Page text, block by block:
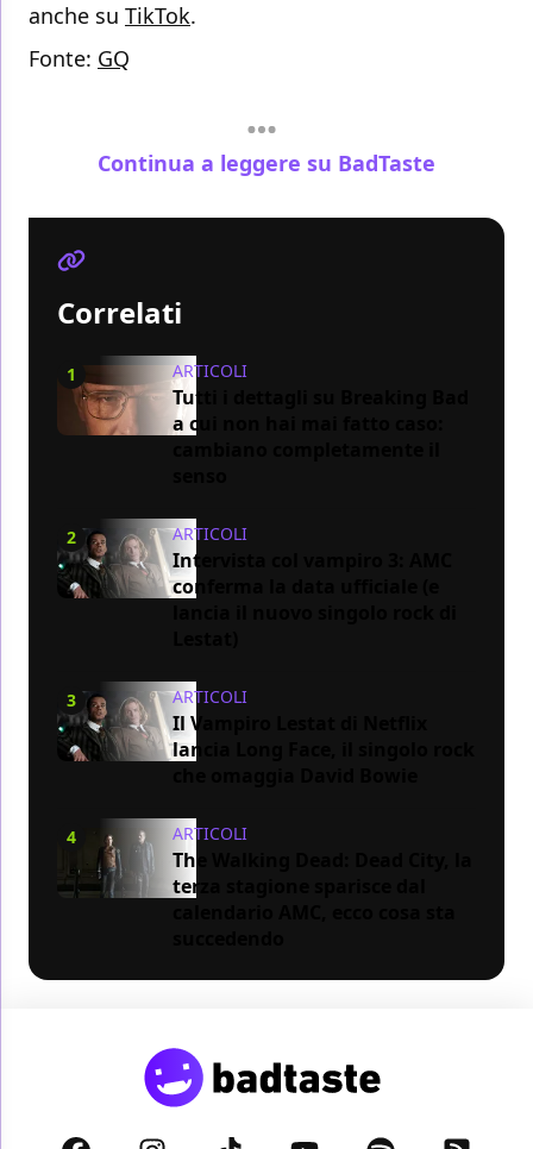
anche su TikTok.
Fonte: GQ
Continua a leggere su BadTaste
Correlati
1 ARTICOLI
Tutti i dettagli su Breaking Bad
a cui non hai mai fatto caso:
2 ARTICOLI
Intervista col vampiro 3: AMC
conferma la data ufficiale (e
3 ARTICOLI
Il Vampiro Lestat di Netflix
lancia Long Face, il singolo rock
4 ARTICOLI
The Walking Dead: Dead City, la
terza stagione sparisce dal